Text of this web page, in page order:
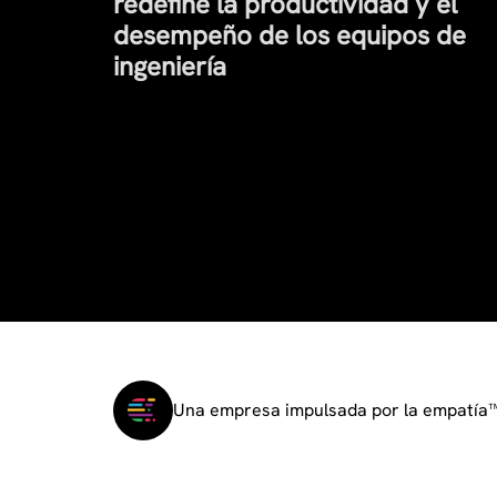
desempeño de los equipos de
ingeniería
Una empresa impulsada por la